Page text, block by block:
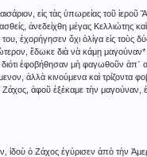
εἰς τὰς ὑπωρείας τοῦ
ἀνεδείχθη μέγας Κελλιώτης
του, ἐχορήγησεν ὄχι ὀλίγα εἰς
ἔδωκε διὰ νὰ κάμῃ
ἐφοβήθησαν μὴ φαγωθοῦν ἀπ᾿
ἀλλὰ κινούμενα καὶ τρίζοντα
ἀφοῦ ἐξέκαμε τὴν μαγούναν,
ἰδοὺ ὁ Ζάχος ἐγύρισεν ἀπὸ τὴν